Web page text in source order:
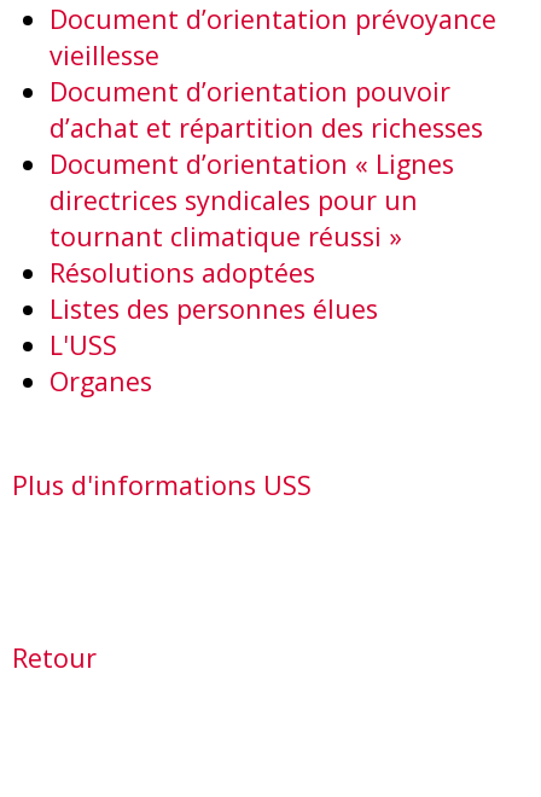
Document d’orientation prévoyance
vieillesse
Document d’orientation pouvoir
d’achat et répartition des richesses
Document d’orientation « Lignes
directrices syndicales pour un
tournant climatique réussi »
Résolutions adoptées
Listes des personnes élues
L'USS
Organes
Plus d'informations USS
Retour